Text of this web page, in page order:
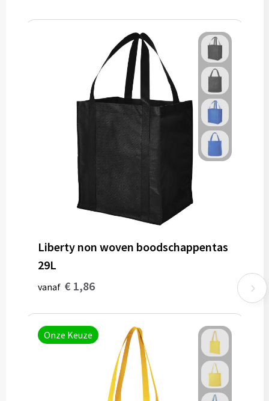
Liberty non woven boodschappentas
29L
vanaf € 1,86
Onze Keuze